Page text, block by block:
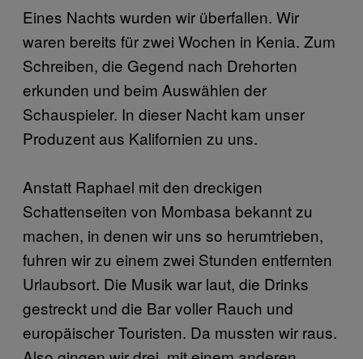
Eines Nachts wurden wir überfallen. Wir
waren bereits für zwei Wochen in Kenia. Zum
Schreiben, die Gegend nach Drehorten
erkunden und beim Auswählen der
Schauspieler. In dieser Nacht kam unser
Produzent aus Kalifornien zu uns.
Anstatt Raphael mit den dreckigen
Schattenseiten von Mombasa bekannt zu
machen, in denen wir uns so herumtrieben,
fuhren wir zu einem zwei Stunden entfernten
Urlaubsort. Die Musik war laut, die Drinks
gestreckt und die Bar voller Rauch und
europäischer Touristen. Da mussten wir raus.